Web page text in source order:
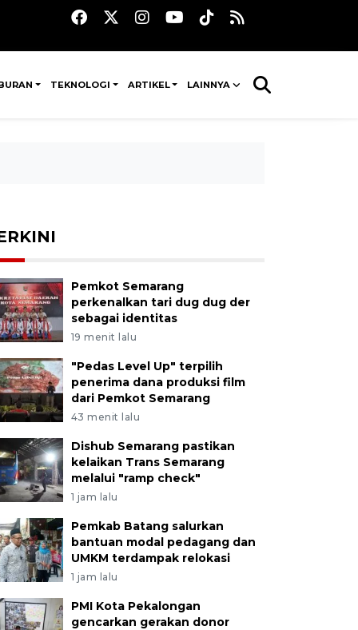
TEKNOLOGI ARTIKEL LAINNYA
Pemkot Semarang
perkenalkan tari dug dug der
sebagai identitas
19 menit lalu
"Pedas Level Up" terpilih
penerima dana produksi film
dari Pemkot Semarang
43 menit lalu
Dishub Semarang pastikan
kelaikan Trans Semarang
melalui "ramp check"
1 jam lalu
Pemkab Batang salurkan
bantuan modal pedagang dan
UMKM terdampak relokasi
1 jam lalu
PMI Kota Pekalongan
gencarkan gerakan donor